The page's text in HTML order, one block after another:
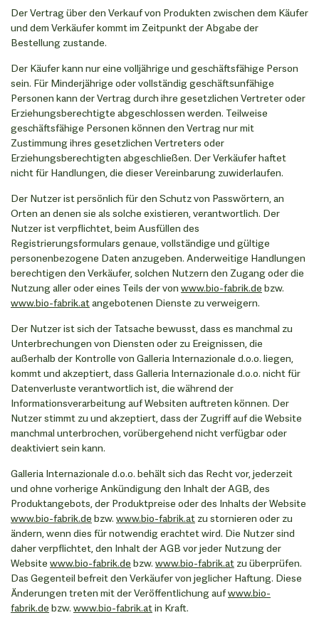
Der Vertrag über den Verkauf von Produkten zwischen dem Käufer
und dem Verkäufer kommt im Zeitpunkt der Abgabe der
Bestellung zustande.
Der Käufer kann nur eine volljährige und geschäftsfähige Person
sein. Für Minderjährige oder vollständig geschäftsunfähige
Personen kann der Vertrag durch ihre gesetzlichen Vertreter oder
Erziehungsberechtigte abgeschlossen werden. Teilweise
geschäftsfähige Personen können den Vertrag nur mit
Zustimmung ihres gesetzlichen Vertreters oder
Erziehungsberechtigten abgeschließen. Der Verkäufer haftet
nicht für Handlungen, die dieser Vereinbarung zuwiderlaufen.
Der Nutzer ist persönlich für den Schutz von Passwörtern, an
Orten an denen sie als solche existieren, verantwortlich. Der
Nutzer ist verpflichtet, beim Ausfüllen des
Registrierungsformulars genaue, vollständige und gültige
personenbezogene Daten anzugeben. Anderweitige Handlungen
berechtigen den Verkäufer, solchen Nutzern den Zugang oder die
Nutzung aller oder eines Teils der von www.bio-fabrik.de bzw.
www.bio-fabrik.atangebotenen Dienste zu verweigern.
Der Nutzer ist sich der Tatsache bewusst, dass es manchmal zu
Unterbrechungen von Diensten oder zu Ereignissen, die
außerhalb der Kontrolle von Galleria Internazionale d.o.o. liegen,
kommt und akzeptiert, dass Galleria Internazionale d.o.o. nicht für
Datenverluste verantwortlich ist, die während der
Informationsverarbeitung auf Websiten auftreten können. Der
Nutzer stimmt zu und akzeptiert, dass der Zugriff auf die Website
manchmal unterbrochen, vorübergehend nicht verfügbar oder
deaktiviert sein kann.
Galleria Internazionale d.o.o. behält sich das Recht vor, jederzeit
und ohne vorherige Ankündigung den Inhalt der AGB, des
Produktangebots, der Produktpreise oder des Inhalts der Website
www.bio-fabrik.de bzw. www.bio-fabrik.at zu stornieren oder zu
ändern, wenn dies für notwendig erachtet wird. Die Nutzer sind
daher verpflichtet, den Inhalt der AGB vor jeder Nutzung der
Website www.bio-fabrik.de bzw. www.bio-fabrik.at zu überprüfen.
Das Gegenteil befreit den Verkäufer von jeglicher Haftung. Diese
Änderungen treten mit der Veröffentlichung aufwww.bio-
fabrik.de bzw. www.bio-fabrik.atin Kraft.